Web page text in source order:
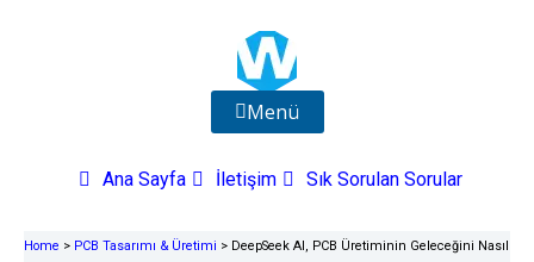
Menü
Ana Sayfa İletişim Sık Sorulan Sorular
Home > PCB Tasarımı & Üretimi > DeepSeek AI, PCB Üretiminin Geleceğini Nasıl